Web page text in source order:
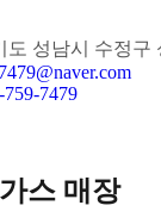
도 성남시 수정구
759-7479
스 매장